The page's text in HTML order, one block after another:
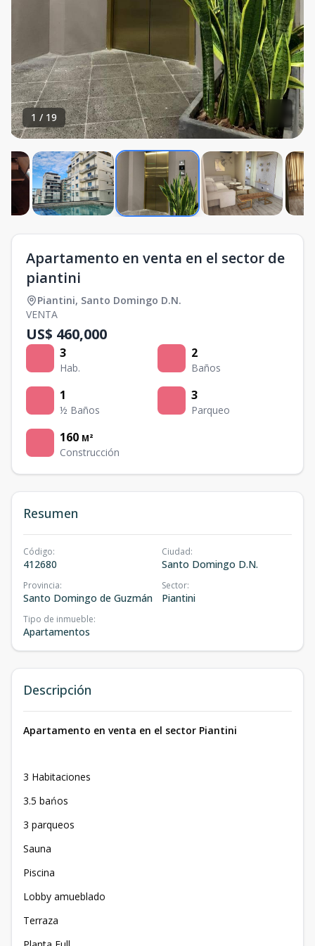
1 / 19
Apartamento en venta en el sector de
piantini
Piantini, Santo Domingo D.N.
VENTA
US$ 460,000
3
Hab.
2
Baños
1
½ Baños
3
Parqueo
160 M²
Construcción
Resumen
Código:
412680
Ciudad:
Santo Domingo D.N.
Provincia:
Santo Domingo de Guzmán
Sector:
Piantini
Tipo de inmueble:
Apartamentos
Descripción
Apartamento en venta en el sector Piantini
3 Habitaciones
3.5 bańos
3 parqueos
Sauna
Piscina
Lobby amueblado
Terraza